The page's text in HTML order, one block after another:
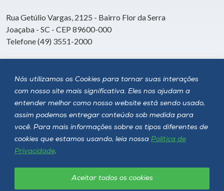
Nós utilizamos os Cookies para tornar suas interações
com nosso site mais significativa. Eles nos ajudam a
entender melhor como nosso website está sendo usado,
assim podemos entregar conteúdo sob medida para
você. Para mais informações sobre os tipos diferentes de
cookies que estamos usando, leia nossa Política de
Privacidade.
Aceitar todos os cookies
Rua Getúlio Vargas, 2125 - Bairro Flor da Serra
Joaçaba - SC - CEP 89600-000
Telefone (49) 3551-2000
Siga a Unoesc
Política de privacidade LGPD